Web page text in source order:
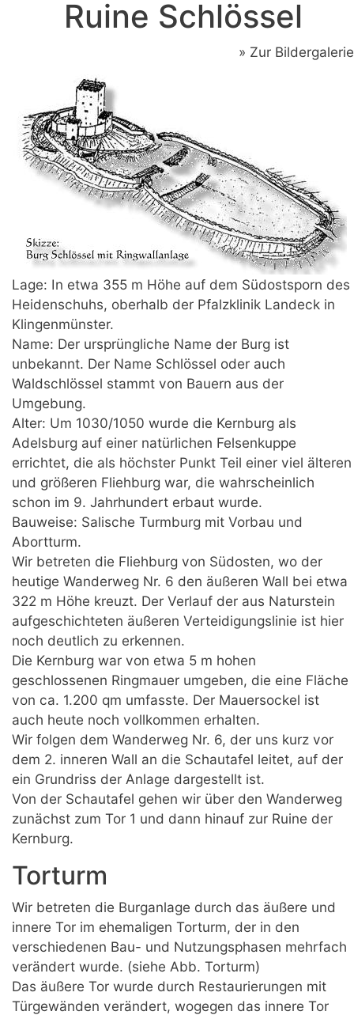
Ruine Schlössel
» Zur Bildergalerie
Lage: In etwa 355 m Höhe auf dem Südostsporn des
Heidenschuhs, oberhalb der Pfalzklinik Landeck in
Klingenmünster.
Name: Der ursprüngliche Name der Burg ist
unbekannt. Der Name Schlössel oder auch
Waldschlössel stammt von Bauern aus der
Umgebung.
Alter: Um 1030/1050 wurde die Kernburg als
Adelsburg auf einer natürlichen Felsenkuppe
errichtet, die als höchster Punkt Teil einer viel älteren
und größeren Fliehburg war, die wahrscheinlich
schon im 9. Jahrhundert erbaut wurde.
Bauweise: Salische Turmburg mit Vorbau und
Abortturm.
Wir betreten die Fliehburg von Südosten, wo der
heutige Wanderweg Nr. 6 den äußeren Wall bei etwa
322 m Höhe kreuzt. Der Verlauf der aus Naturstein
aufgeschichteten äußeren Verteidigungslinie ist hier
noch deutlich zu erkennen.
Die Kernburg war von etwa 5 m hohen
geschlossenen Ringmauer umgeben, die eine Fläche
von ca. 1.200 qm umfasste. Der Mauersockel ist
auch heute noch vollkommen erhalten.
Wir folgen dem Wanderweg Nr. 6, der uns kurz vor
dem 2. inneren Wall an die Schautafel leitet, auf der
ein Grundriss der Anlage dargestellt ist.
Von der Schautafel gehen wir über den Wanderweg
zunächst zum Tor 1 und dann hinauf zur Ruine der
Kernburg.
Torturm
Wir betreten die Burganlage durch das äußere und
innere Tor im ehemaligen Torturm, der in den
verschiedenen Bau- und Nutzungsphasen mehrfach
verändert wurde. (siehe Abb. Torturm)
Das äußere Tor wurde durch Restaurierungen mit
Türgewänden verändert, wogegen das innere Tor